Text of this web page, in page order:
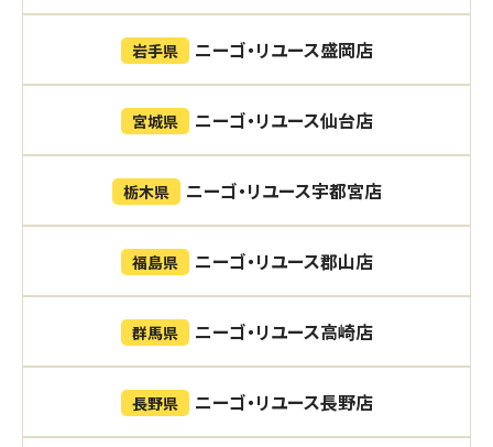
岩手県 ニーゴ・リユース盛岡店
宮城県 ニーゴ・リユース仙台店
栃木県 ニーゴ・リユース宇都宮店
福島県 ニーゴ・リユース郡山店
群馬県 ニーゴ・リユース高崎店
長野県 ニーゴ・リユース長野店